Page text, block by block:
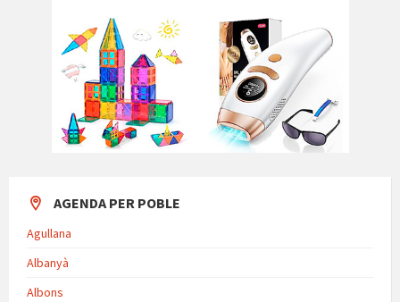
AGENDA PER POBLE
Agullana
Albanyà
Albons